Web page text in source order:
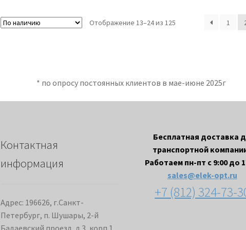
Отображение 13–24 из 125 1
* по опросу постоянных клиентов в мае-июне 2025г
Контактная
информация
Адрес: 196626, г.Санкт-
Петербург, п. Шушары, 2-й
Бадаевский проезд, д.3, корп.1,
Бесплатная доставка
транспортной
Работаем пн-пт с 9:00 до
sales@elek-opt.ru
+7 (812) 324-73-